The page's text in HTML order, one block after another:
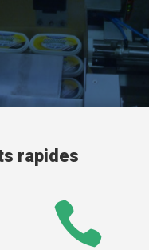
rapides
